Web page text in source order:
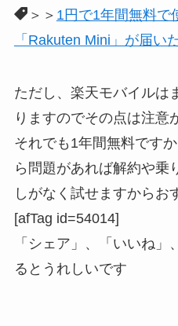
＞＞ 1円で1年間無料で
「Rakuten Mini」が届い
ただし、楽天モバイルは
りますのでその点は注意
それでも1年間無料です
ら問題があれば解約や乗
しがなく試せますからお
[afTag id=54014]
「シェア」、「いいね
るとうれしいです